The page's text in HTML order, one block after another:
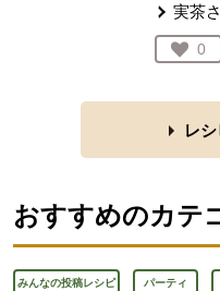
実茶
お
0
人
レ
おすすめのカテ
みんなの投稿レシピ パーティ